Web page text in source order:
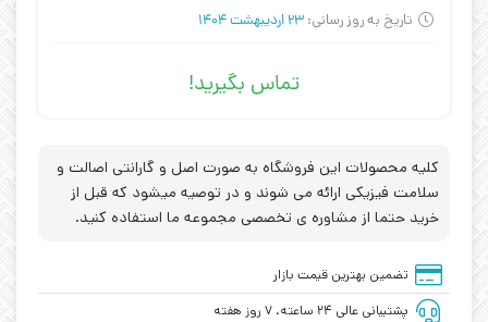
تاریخ به روز رسانی: 23 اردیبهشت 1404
تماس بگیرید!
کلیه محصولات این فروشگاه به صورت اصل و گارانتی اصالت و
سلامت فیزیکی ارائه می شوند و در توصیه میشود که قبل از
خرید حتما از مشاوره ی تخصصی مجموعه ما استفاده کنید.
تضمین بهترین قیمت بازار
پشتیبانی عالی ۲۴ ساعته، ۷ روز هفته